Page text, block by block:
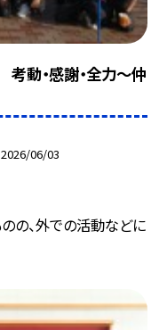
動・感謝・全力～仲
2026/06/03
の、外での活動などに